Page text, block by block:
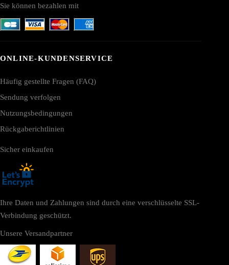
Sie können bezahlen mit
ONLINE-KUNDENSERVICE
Häufig gestellte Fragen (FAQ)
Sendung verfolgen
Nutzungsbedingungen
Rückgaberichtlinien
Sicher einkaufen
Ihre Daten und Zahlungen sind durch eine verschlüsselte SSL-
Verbindung geschützt.
Unsere Versandpartner